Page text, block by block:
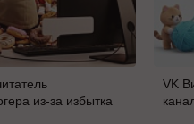
из-за избытка
VK